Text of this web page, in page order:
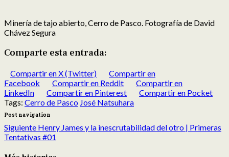
Minería de tajo abierto, Cerro de Pasco. Fotografía de David
Chávez Segura
Comparte esta entrada:
Compartir en X (Twitter)
Compartir en
Facebook
Compartir en Reddit
Compartir en
LinkedIn
Compartir en Pinterest
Compartir en Pocket
Tags: Cerro de Pasco José Natsuhara
Post navigation
Siguiente Henry James y la inescrutabilidad del otro | Primeras
Tentativas #01